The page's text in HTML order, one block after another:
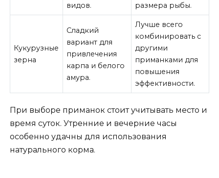
видов.
размера рыбы.
Кукурузные
зерна
Сладкий
вариант для
привлечения
карпа и белого
амура.
Лучше всего
комбинировать с
другими
приманками для
повышения
эффективности.
При выборе приманок стоит учитывать место и
время суток. Утренние и вечерние часы
особенно удачны для использования
натурального корма.